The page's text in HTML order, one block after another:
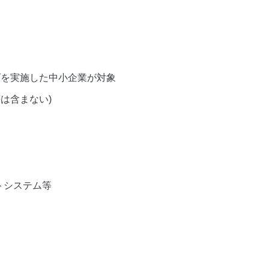
実施した中小企業が対象
含まない)
ステム等